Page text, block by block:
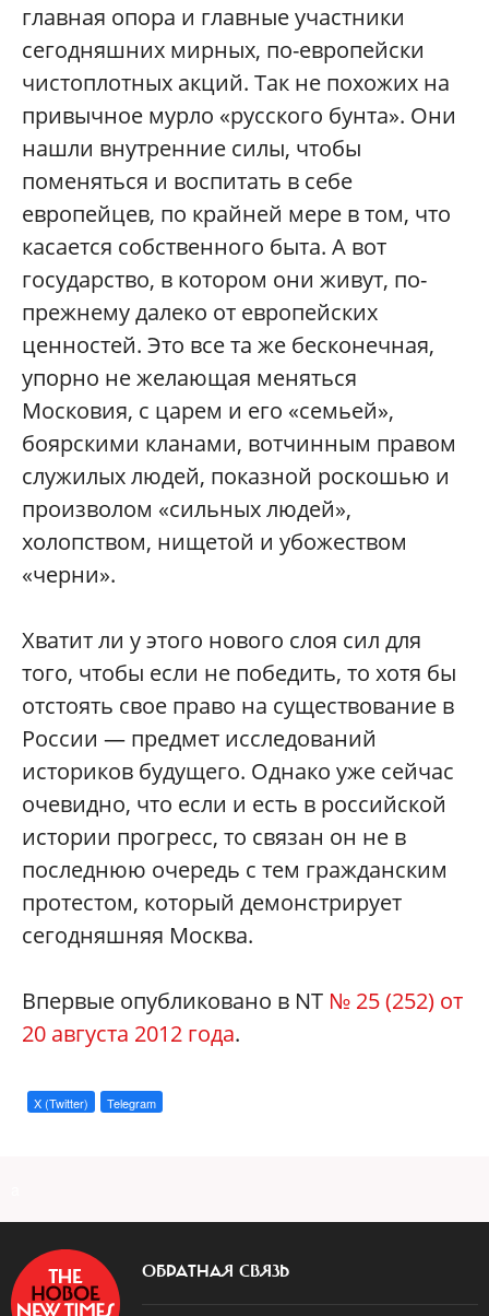
главная опора и главные участники
сегодняшних мирных, по-европейски
чистоплотных акций. Так не похожих на
привычное мурло «русского бунта». Они
нашли внутренние силы, чтобы
поменяться и воспитать в себе
европейцев, по крайней мере в том, что
касается собственного быта. А вот
государство, в котором они живут, по-
прежнему далеко от европейских
ценностей. Это все та же бесконечная,
упорно не желающая меняться
Московия, с царем и его «семьей»,
боярскими кланами, вотчинным правом
служилых людей, показной роскошью и
произволом «сильных людей»,
холопством, нищетой и убожеством
«черни».
Хватит ли у этого нового слоя сил для
того, чтобы если не победить, то хотя бы
отстоять свое право на существование в
России — предмет исследований
историков будущего. Однако уже сейчас
очевидно, что если и есть в российской
истории прогресс, то связан он не в
последнюю очередь с тем гражданским
протестом, который демонстрирует
сегодняшняя Москва.
Впервые опубликовано в NT № 25 (252) от
20 августа 2012 года.
X (Twitter) Telegram
ОБРАТНАЯ СВЯЗЬ